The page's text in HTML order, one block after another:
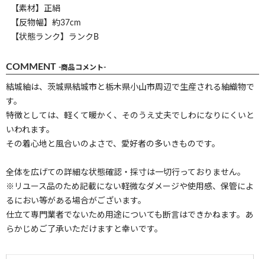
【素材】正絹
【反物幅】約37cm
【状態ランク】ランクB
COMMENT -商品コメント-
結城紬は、茨城県結城市と栃木県小山市周辺で生産される紬織物で
す。
特徴としては、軽くて暖かく、そのうえ丈夫でしわになりにくいと
いわれます。
その着心地と風合いのよさで、愛好者の多いきものです。
全体を広げての詳細な状態確認・採寸は一切行っておりません。
※リユース品のため記載にない軽微なダメージや使用感、保管によ
るにおい等がある場合がございます。
仕立て専門業者でないため用途についても断言はできかねます。あ
らかじめご了承いただけますと幸いです。